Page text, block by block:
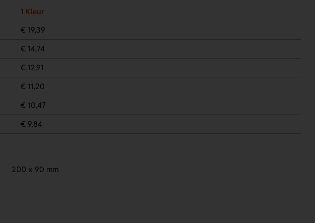
1 Kleur
€ 19,39
€ 14,74
€ 12,91
€ 11,20
€ 10,47
€ 9,84
200 x 90 mm